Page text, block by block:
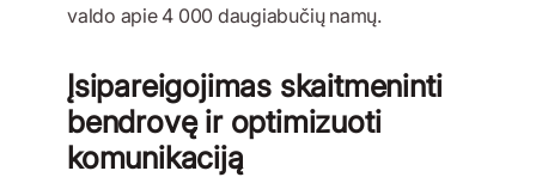
valdo apie 4 000 daugiabučių namų.
Įsipareigojimas skaitmeninti
bendrovę ir optimizuoti
komunikaciją